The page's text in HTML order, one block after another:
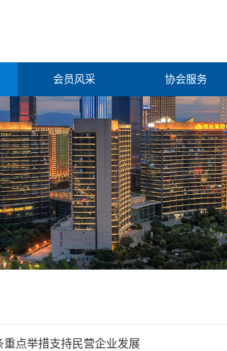
会员风采 协会服务
点举措支持民营企业发展